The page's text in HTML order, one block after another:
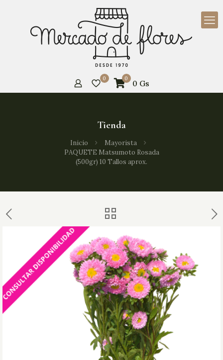
0 0 0 Gs
Tienda
Inicio
Mayorista
PAQUETE Matsumoto Rosada
(500gr) 10 Tallos aprox.